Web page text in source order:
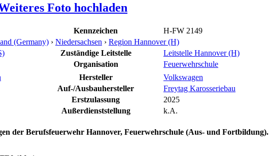
Foto hochladen
Kennzeichen
H-FW 2149
(Germany) › Niedersachsen › Region Hannover (H)
Zuständige Leitstelle
Leitstelle Hannover (H)
Organisation
Feuerwehrschule
Hersteller
Volkswagen
Auf-/Ausbauhersteller
Freytag Karosseriebau
Erstzulassung
2025
Außerdienststellung k.A.
der Berufsfeuerwehr Hannover, Feuerwehrschule (Aus- und Fortbildung).